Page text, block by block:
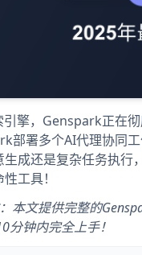
擎，Genspark正在
部署多个AI代理协同
成还是复杂任务执
工具！
本文提供完整的
分钟内完全上手！